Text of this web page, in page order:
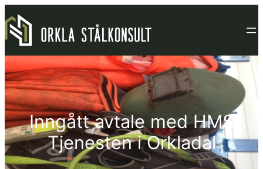
Hopp
til
innhold
Inngått avtale med HMS
Tjenesten i Orkladal